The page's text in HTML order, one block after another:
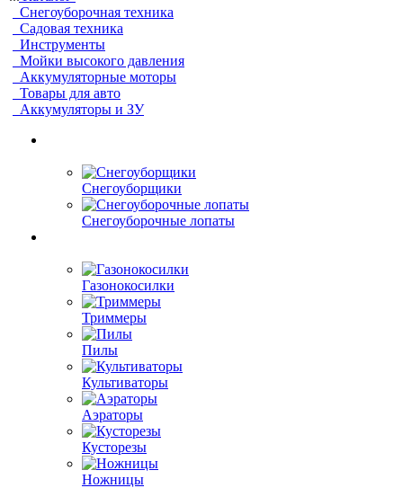
Снегоуборочная техника
Садовая техника
Инструменты
Мойки высокого давления
Аккумуляторные моторы
Товары для авто
Аккумуляторы и ЗУ
Снегоуборщики
Снегоуборочные лопаты
Газонокосилки
Триммеры
Пилы
Культиваторы
Аэраторы
Кусторезы
Ножницы